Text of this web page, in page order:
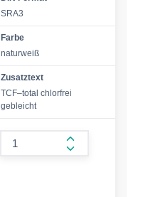
SRA3
Farbe
naturweiß
Zusatztext
TCF–total chlorfrei
gebleicht
form.increase-